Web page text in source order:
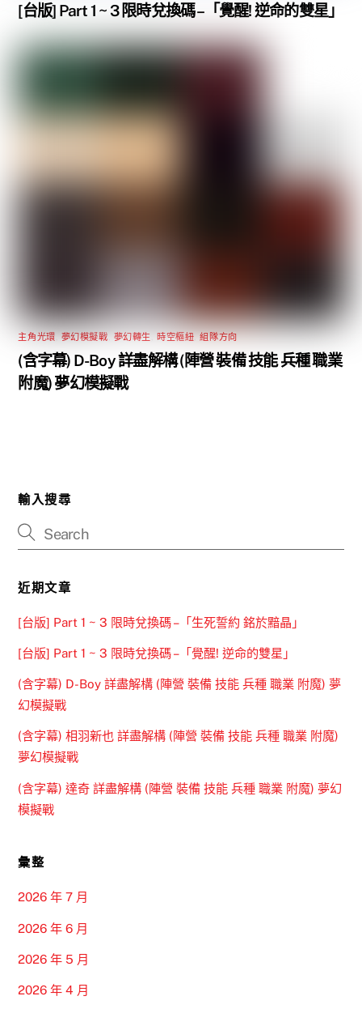
[台版] Part 1 ~ 3 限時兌換碼 –「覺醒! 逆命的雙星」
主角光環 夢幻模擬戰 夢幻轉生 ,時空樞紐 ,組隊方向
(含字幕) D-Boy 詳盡解構 (陣營 裝備 技能 兵種 職業
附魔) 夢幻模擬戰
輸入搜尋
近期文章
[台版] Part 1 ~ 3 限時兌換碼 –「生死誓約 銘於黯晶」
[台版] Part 1 ~ 3 限時兌換碼 –「覺醒! 逆命的雙星」
(含字幕) D-Boy 詳盡解構 (陣營 裝備 技能 兵種 職業 附魔) 夢
幻模擬戰
(含字幕) 相羽新也 詳盡解構 (陣營 裝備 技能 兵種 職業 附魔)
夢幻模擬戰
(含字幕) 達奇 詳盡解構 (陣營 裝備 技能 兵種 職業 附魔) 夢幻
模擬戰
彙整
2026 年 7 月
2026 年 6 月
2026 年 5 月
2026 年 4 月